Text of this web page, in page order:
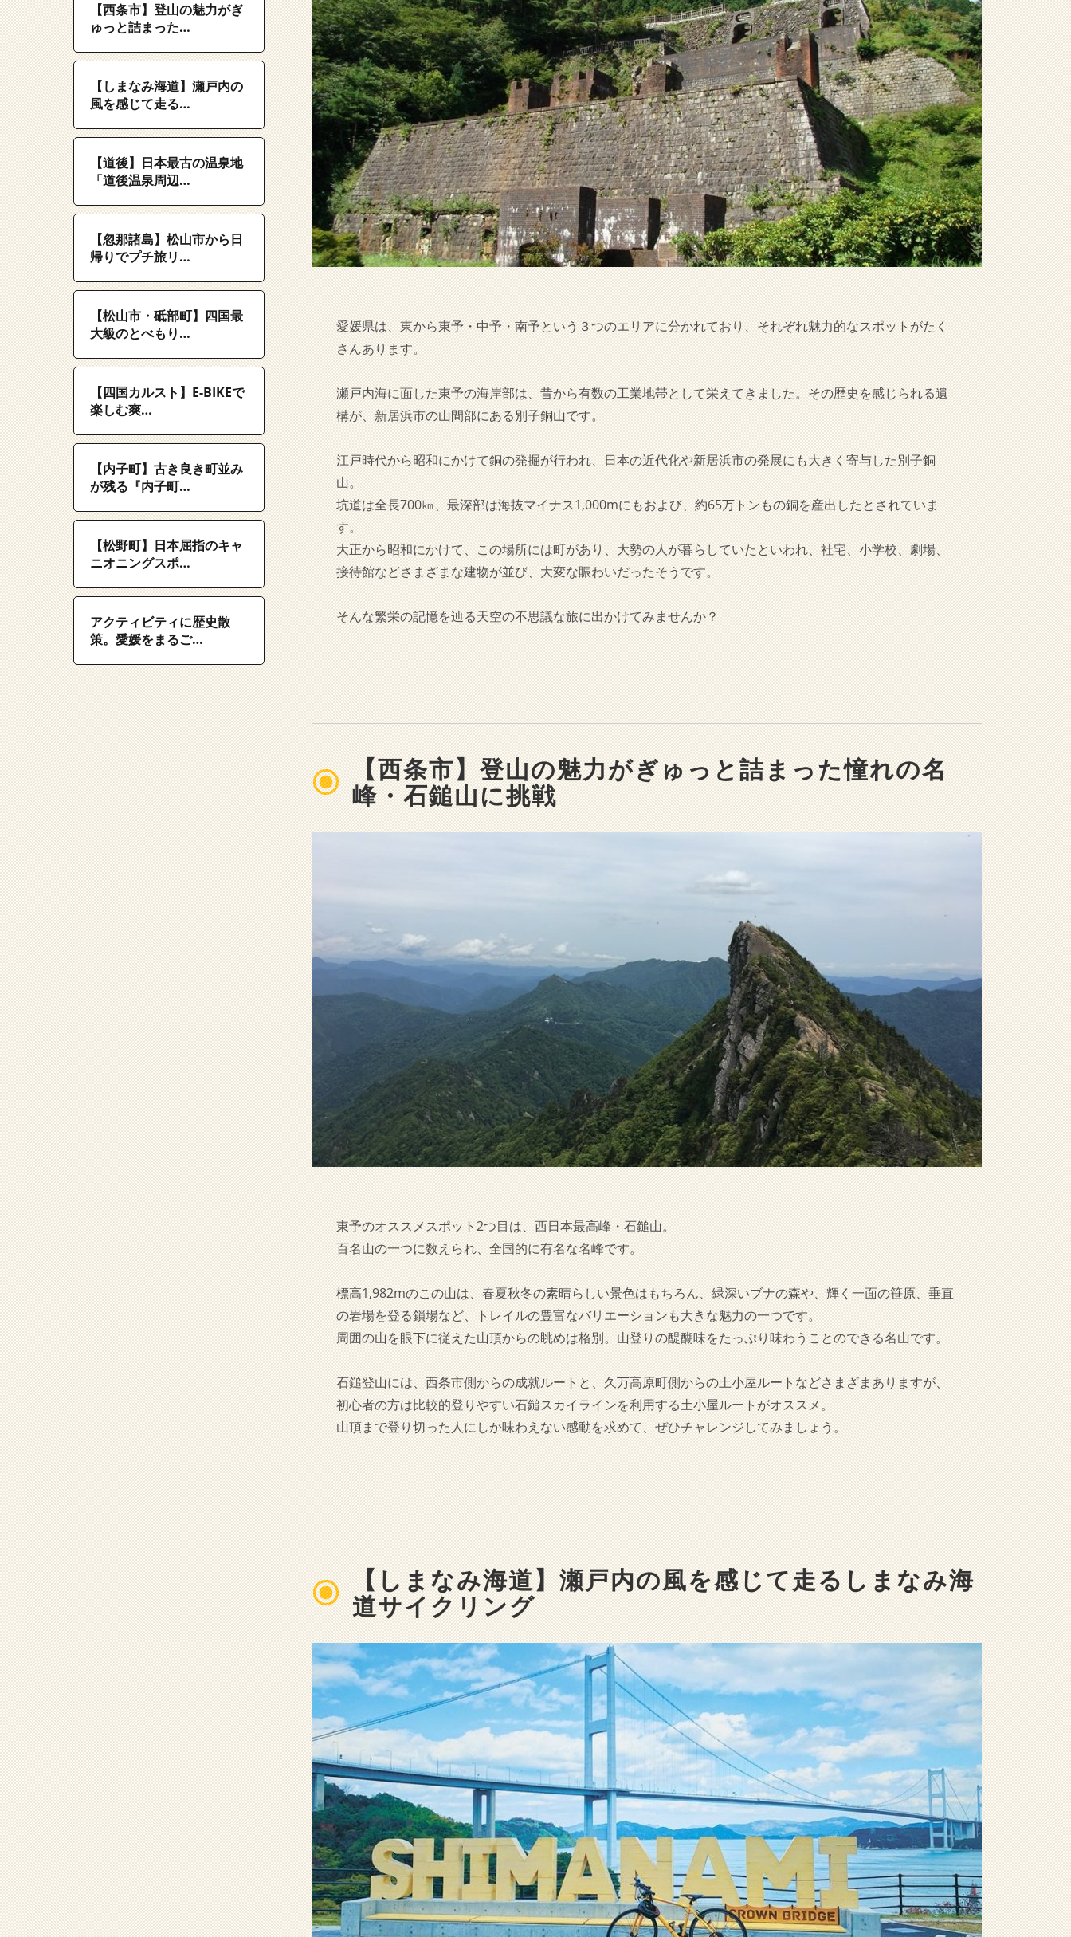
【西条市】登山の魅力がぎ
ゅっと詰まった…
【しまなみ海道】瀬戸内の
風を感じて走る…
【道後】日本最古の温泉地
「道後温泉周辺…
【忽那諸島】松山市から日
帰りでプチ旅リ…
【松山市・砥部町】四国最
大級のとべもり…
【四国カルスト】E-BIKEで
楽しむ爽…
【内子町】古き良き町並み
が残る『内子町…
【松野町】日本屈指のキャ
ニオニングスポ…
アクティビティに歴史散
策。愛媛をまるご…
愛媛県は、東から東予・中予・南予という３つのエリアに分かれており、それぞれ魅力的なスポットがたく
さんあります。
瀬戸内海に面した東予の海岸部は、昔から有数の工業地帯として栄えてきました。その歴史を感じられる遺
構が、新居浜市の山間部にある別子銅山です。
江戸時代から昭和にかけて銅の発掘が行われ、日本の近代化や新居浜市の発展にも大きく寄与した別子銅
山。
坑道は全長700㎞、最深部は海抜マイナス1,000mにもおよび、約65万トンもの銅を産出したとされていま
す。
大正から昭和にかけて、この場所には町があり、大勢の人が暮らしていたといわれ、社宅、小学校、劇場、
接待館などさまざまな建物が並び、大変な賑わいだったそうです。
そんな繁栄の記憶を辿る天空の不思議な旅に出かけてみませんか？
【西条市】登山の魅力がぎゅっと詰まった憧れの名
峰・石鎚山に挑戦
東予のオススメスポット2つ目は、西日本最高峰・石鎚山。
百名山の一つに数えられ、全国的に有名な名峰です。
標高1,982mのこの山は、春夏秋冬の素晴らしい景色はもちろん、緑深いブナの森や、輝く一面の笹原、垂直
の岩場を登る鎖場など、トレイルの豊富なバリエーションも大きな魅力の一つです。
周囲の山を眼下に従えた山頂からの眺めは格別。山登りの醍醐味をたっぷり味わうことのできる名山です。
石鎚登山には、西条市側からの成就ルートと、久万高原町側からの土小屋ルートなどさまざまありますが、
初心者の方は比較的登りやすい石鎚スカイラインを利用する土小屋ルートがオススメ。
山頂まで登り切った人にしか味わえない感動を求めて、ぜひチャレンジしてみましょう。
【しまなみ海道】瀬戸内の風を感じて走るしまなみ海
道サイクリング